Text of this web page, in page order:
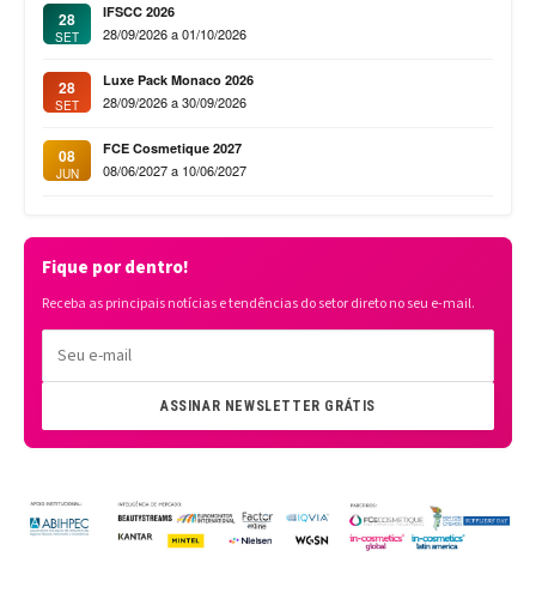
28
SET
IFSCC 2026
28/09/2026 a 01/10/2026
28
SET
Luxe Pack Monaco 2026
28/09/2026 a 30/09/2026
08
JUN
FCE Cosmetique 2027
08/06/2027 a 10/06/2027
Fique por dentro!
Receba as principais notícias e tendências do setor direto no seu e-mail.
ASSINAR NEWSLETTER GRÁTIS